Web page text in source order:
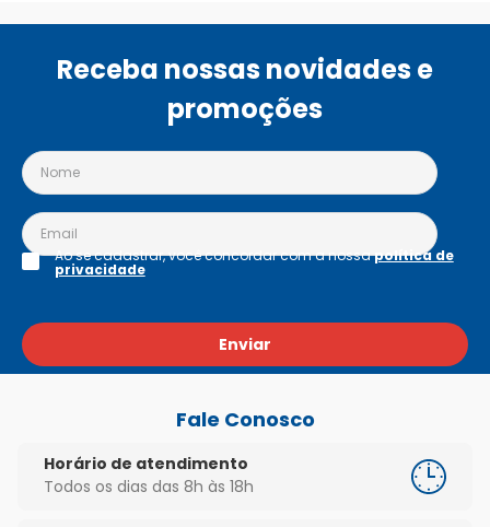
Receba nossas novidades e
promoções
Enviar
Ao se cadastrar, você concordar com a nossapolítica de
privacidade
Fale Conosco
Horário de atendimento
Todos os dias das 8h às 18h